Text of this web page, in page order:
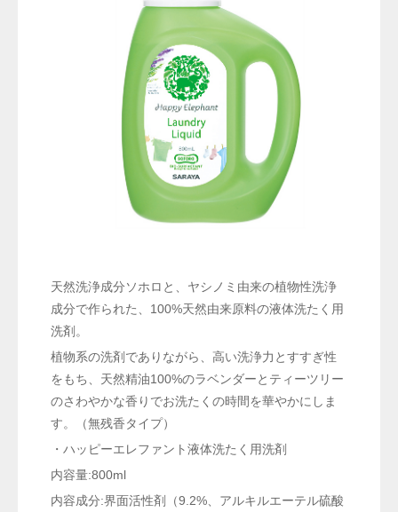
天然洗浄成分ソホロと、ヤシノミ由来の植物性洗浄
成分で作られた、100%天然由来原料の液体洗たく用
洗剤。
植物系の洗剤でありながら、高い洗浄力とすすぎ性
をもち、天然精油100%のラベンダーとティーツリー
のさわやかな香りでお洗たくの時間を華やかにしま
す。（無残香タイプ）
・ハッピーエレファント液体洗たく用洗剤
内容量:800ml
内容成分:界面活性剤（9.2%、アルキルエーテル硫酸